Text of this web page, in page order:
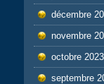
décembre
novembre
octobre 2023
septembre